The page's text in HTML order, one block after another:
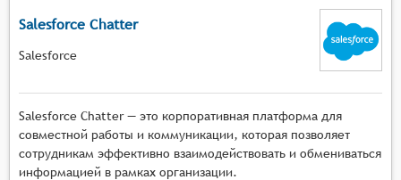
Salesforce Chatter
Salesforce
Salesforce Chatter — это корпоративная платформа для
совместной работы и коммуникации, которая позволяет
сотрудникам эффективно взаимодействовать и обмениваться
информацией в рамках организации.